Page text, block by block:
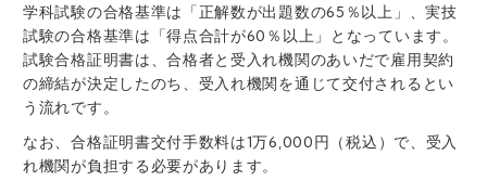
学科試験の合格基準は「正解数が出題数の65％以上」、実技
試験の合格基準は「得点合計が60％以上」となっています。
試験合格証明書は、合格者と受入れ機関のあいだで雇用契約
の締結が決定したのち、受入れ機関を通じて交付されるとい
う流れです。
なお、合格証明書交付手数料は1万6,000円（税込）で、受入
れ機関が負担する必要があります。